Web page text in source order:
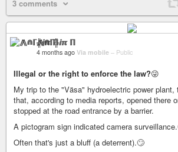
3 comments
⨇⋒ℾ╬ⅈℼ ℿ
4 months ago Via mobile – Public
Illegal or the right to enforce the law?😜
My trip to the "Väsa" hydroelectric power
that, according to media reports, opened there
stopped at the road entrance by a barrier.
A pictogram sign indicated camera
Often that's just a bluff (a deterrent).🙄